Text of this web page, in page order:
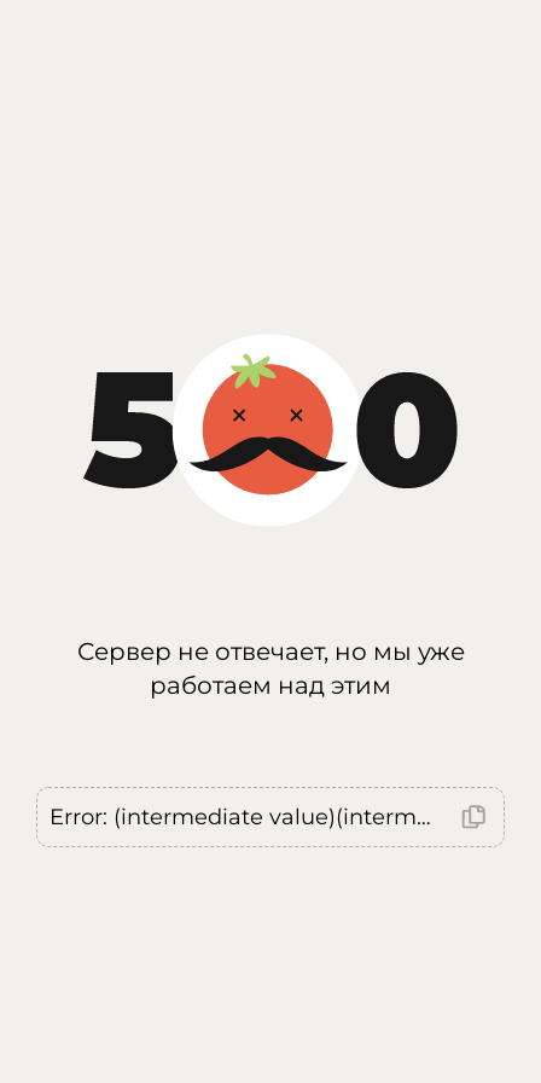
Сервер не отвечает, но мы уже
работаем над этим
Error: (intermediate value)(intermediate value)(intermediate value).replaceAll is not a function